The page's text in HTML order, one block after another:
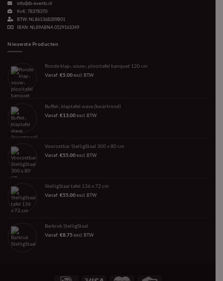
info@ds-events.nl
KvK: 78378370
BTW: NL861368289B01
IBAN: NL89ABNA 0529163349
Nieuwste Producten
Ronde klap-, vouw-, plooitafel banquet 120 cm
Vanaf: €5.00excl. BTW
Buffet-, klaptafel wave (kwartrond)
Vanaf: €13.00excl. BTW
Voorzetbar StelligStaal 300 x 80 cm
Vanaf: €55.00excl. BTW
StelligStaal tafel 136 x 72 cm
Vanaf: €55.00excl. BTW
Barkruk StelligStaal
Vanaf: €8.75 excl. BTW